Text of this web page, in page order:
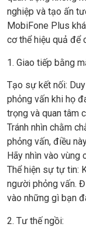
nghiệp và tạo ấn
MobiFone Plus
cơ thể hiệu quả để
1. Giao tiếp bằng
Tạo sự kết nối:
phỏng vấn khi họ
trọng và quan tâm
Tránh nhìn chằm
phỏng vấn, điều
Hãy nhìn vào vùng
Thể hiện sự tự tin:
người phỏng vấn.
vào những gì bạn
2. Tư thế ngồi: